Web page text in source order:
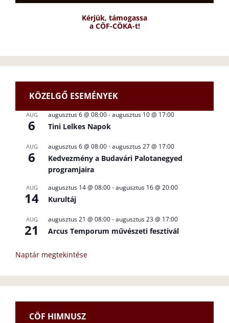
Kérjük, támogassa
a CÖF-CÖKA-t!
KÖZELGŐ ESEMÉNYEK
AUG
6
augusztus 6 @ 08:00-augusztus 10 @ 17:00
Tini Lelkes Napok
AUG
6
augusztus 6 @ 08:00-augusztus 27 @ 17:00
Kedvezmény a Budavári Palotanegyed
programjaira
AUG
14
augusztus 14 @ 08:00-augusztus 16 @ 20:00
Kurultáj
AUG
21
augusztus 21 @ 08:00-augusztus 23 @ 17:00
Arcus Temporum művészeti fesztivál
Naptár megtekintése
CÖF HIMNUSZ